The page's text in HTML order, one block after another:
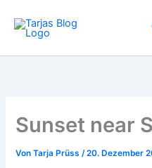
Inhalt
springen
Sunset near
VonTarja Prüss/20. Dezember